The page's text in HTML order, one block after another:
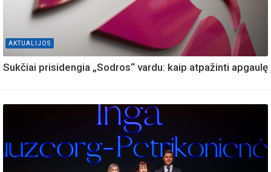
AKTUALIJOS
Sukčiai prisidengia „Sodros“ vardu: kaip atpažinti apgaulę